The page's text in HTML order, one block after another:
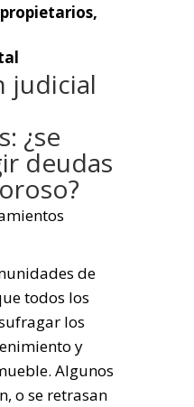
,
judicial
¿se
deudas
de
todos los
los
y
Algunos
o se retrasan